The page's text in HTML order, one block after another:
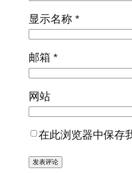
显示名称 *
邮箱 *
网站
在此浏览器中保存